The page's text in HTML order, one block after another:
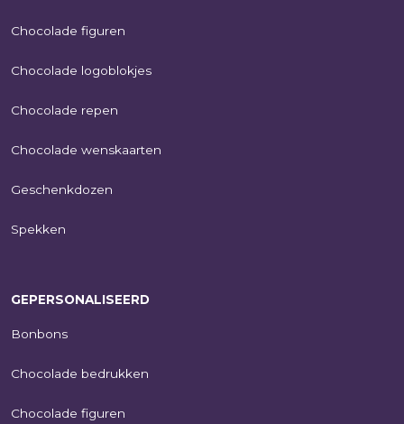
Chocolade figuren
Chocolade logoblokjes
Chocolade repen
Chocolade wenskaarten
Geschenkdozen
Spekken
GEPERSONALISEERD
Bonbons
Chocolade bedrukken
Chocolade figuren